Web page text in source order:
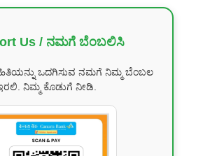
Us / ನಮಗೆ ಬೆಂಬಲಿಸಿ
ಒದಗಿಸುವ ನಮಗೆ ನಿಮ್ಮ ಬೆಂಬಲ
ನಿಮ್ಮ ಕೊಡುಗೆ ನೀಡಿ.